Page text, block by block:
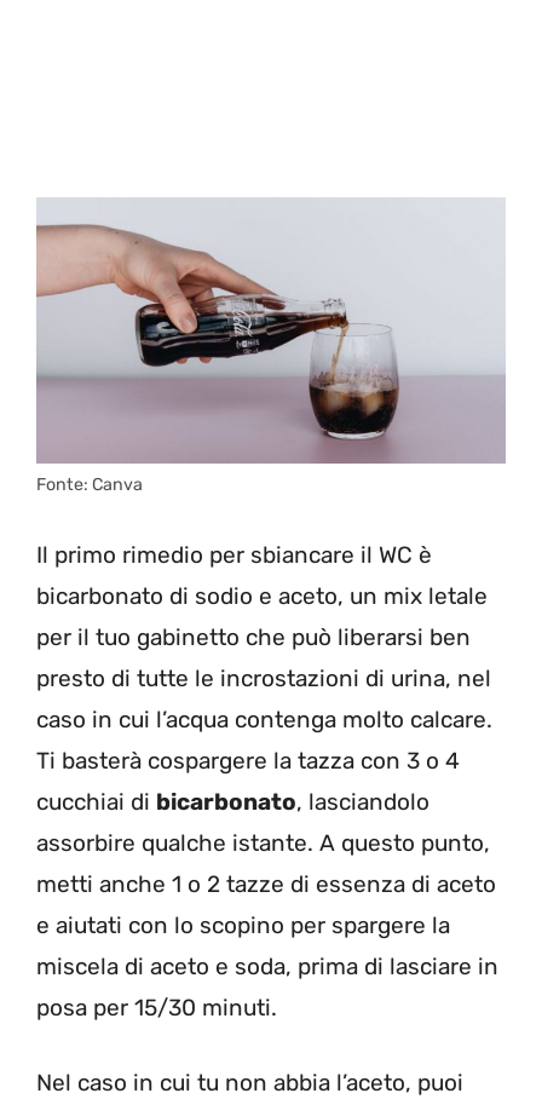
Fonte: Canva
Il primo rimedio per sbiancare il WC è
bicarbonato di sodio e aceto, un mix letale
per il tuo gabinetto che può liberarsi ben
presto di tutte le incrostazioni di urina, nel
caso in cui l’acqua contenga molto calcare.
Ti basterà cospargere la tazza con 3 o 4
cucchiai di bicarbonato, lasciandolo
assorbire qualche istante. A questo punto,
metti anche 1 o 2 tazze di essenza di aceto
e aiutati con lo scopino per spargere la
miscela di aceto e soda, prima di lasciare in
posa per 15/30 minuti.
Nel caso in cui tu non abbia l’aceto, puoi